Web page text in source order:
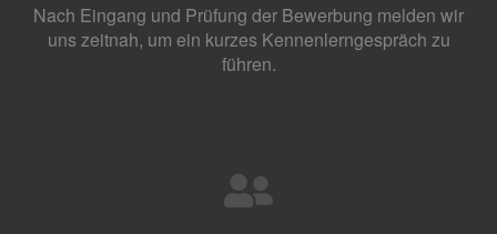
Nach Eingang und Prüfung der Bewerbung melden wir
uns zeitnah, um ein kurzes Kennenlerngespräch zu
führen.